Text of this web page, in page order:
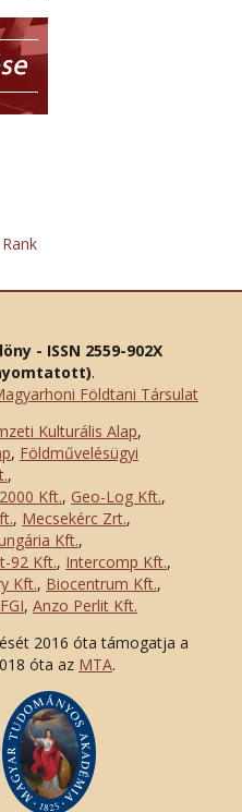
- ISSN 2559-902X
.
Földtani Társulat
Kulturális Alap,
, Földművelésügyi
,
Kft., Geo-Log Kft.,
, Mecsekérc Zrt.,
Kft.,
92 Kft., Intercomp Kft.,
Kft., Biocentrum Kft.,
, Anzo Perlit Kft.
2016 óta támogatja a
óta az MTA.